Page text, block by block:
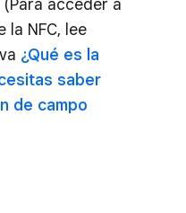
(Para acceder a
la NFC, lee
¿Qué es la
saber
de campo